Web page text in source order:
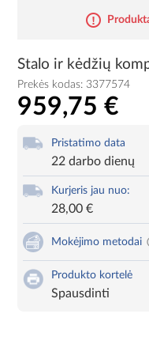
Stalo ir kėdžių
Prekės kodas: 3377574
959,75 €
Pristatimo data
22 darbo dienų
Kurjeris jau nuo:
28,00 €
Mokėjimo metodai
Produkto kortelė
Spausdinti